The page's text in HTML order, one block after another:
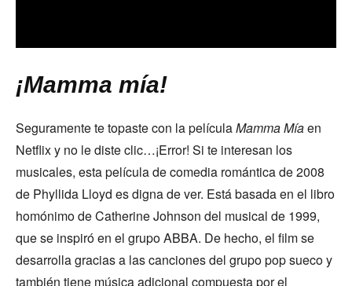
¡Mamma mía!
Seguramente te topaste con la películaMamma Míaen
Netflix y no le diste clic…¡Error! Si te interesan los
musicales, esta película de comedia romántica de 2008
de Phyllida Lloyd es digna de ver. Está basada en el libro
homónimo de Catherine Johnson del musical de 1999,
que se inspiró en el grupo ABBA. De hecho, el film se
desarrolla gracias a las canciones del grupo pop sueco y
también tiene música adicional compuesta por el